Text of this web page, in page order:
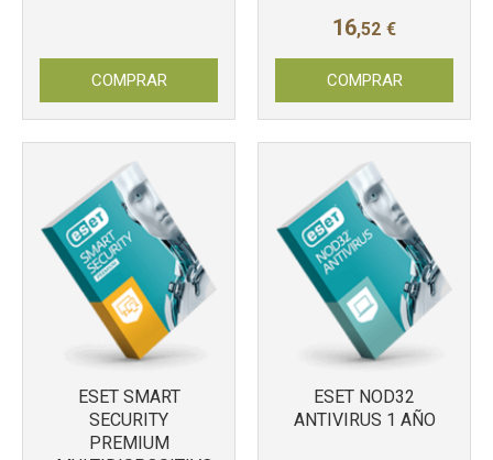
COMPRAR
16,52 €
COMPRAR
ESET SMART
SECURITY
PREMIUM
ESET NOD32
ANTIVIRUS 1 AÑO
Más info Más info